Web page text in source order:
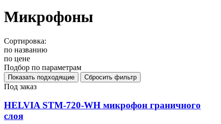
Микрофоны
Сортировка:
по названию
по цене
Подбор по параметрам
Под заказ
HELVIA STM-720-WH микрофон граничного
слоя